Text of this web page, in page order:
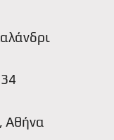
Αθήνα